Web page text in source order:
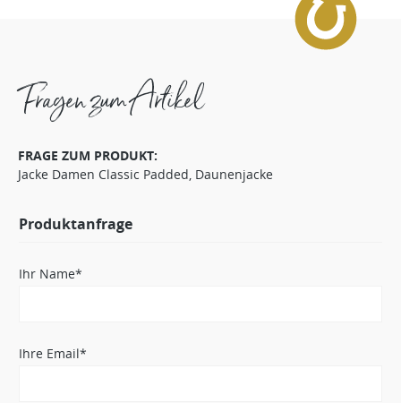
Fragen zum Artikel
FRAGE ZUM PRODUKT:
Jacke Damen Classic Padded, Daunenjacke
Produktanfrage
Ihr Name*
Ihre Email*